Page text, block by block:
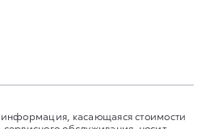
информация, касающаяся стоимости